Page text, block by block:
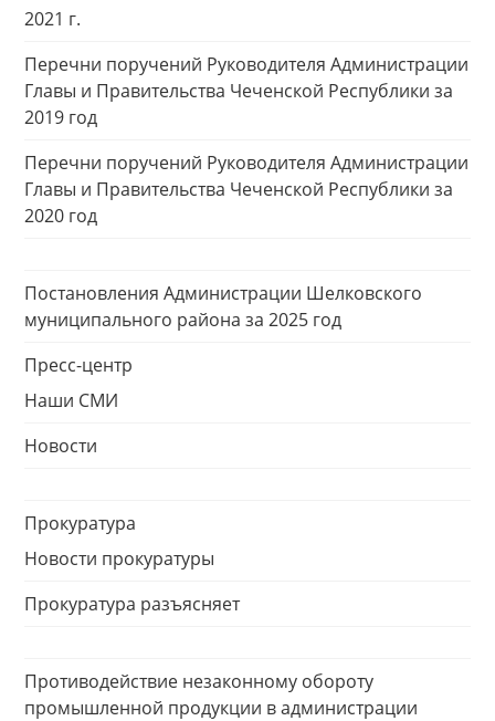
2021 г.
Перечни поручений Руководителя Администрации
Главы и Правительства Чеченской Республики за
2019 год
Перечни поручений Руководителя Администрации
Главы и Правительства Чеченской Республики за
2020 год
Постановления Администрации Шелковского
муниципального района за 2025 год
Пресс-центр
Наши СМИ
Новости
Прокуратура
Новости прокуратуры
Прокуратура разъясняет
Противодействие незаконному обороту
промышленной продукции в администрации